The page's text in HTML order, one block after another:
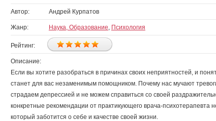
Автор: Андрей Курпатов
Жанр: Наука, Образование, Психология
Рейтинг:
Описание:
Если вы хотите разобраться в причинах своих неприятностей, и
станет для вас незаменимым помощником. Почему нас мучают
страдаем депрессией и не можем справиться со своей
конкретные рекомендации от практикующего врача-психотерапевта
который заботится о себе и качестве своей жизни.